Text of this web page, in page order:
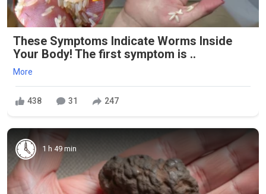
These Symptoms Indicate Worms Inside
Your Body! The first symptom is ..
More
438 31 247
1 h 49 min